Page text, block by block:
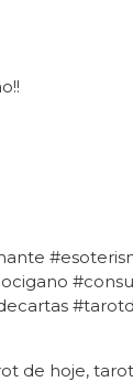
de hoje,